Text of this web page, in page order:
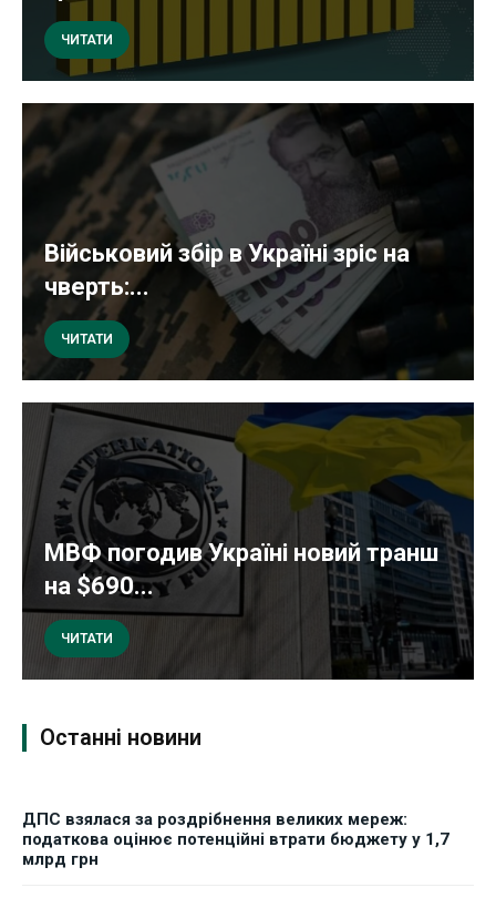
ЧИТАТИ
Військовий збір в Україні зріс на
чверть:...
ЧИТАТИ
МВФ погодив Україні новий транш
на $690...
ЧИТАТИ
Останні новини
ДПС взялася за роздрібнення великих мереж:
податкова оцінює потенційні втрати бюджету у 1,7
млрд грн